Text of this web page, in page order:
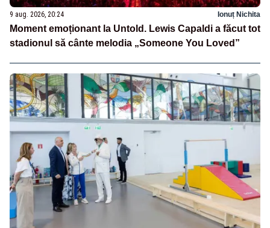
9 aug. 2026, 20:24 Ionuț Nichita
Moment emoționant la Untold. Lewis Capaldi a făcut tot
stadionul să cânte melodia „Someone You Loved”